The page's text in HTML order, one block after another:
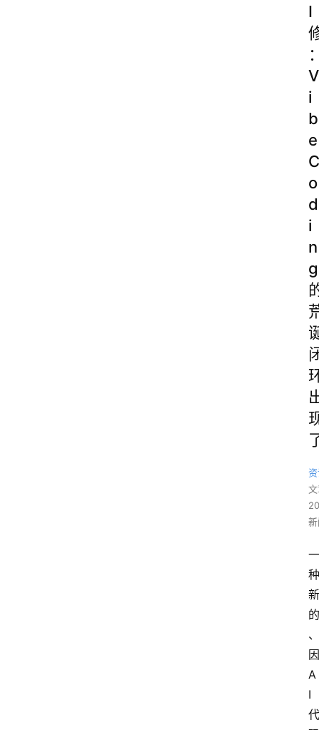
I
V
i
b
e
C
o
d
i
n
g
一
种
新
的
、
因
A
I
代